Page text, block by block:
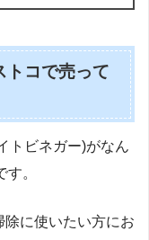
トコで売って
トビネガー)がなん
。
除に使いたい方にお